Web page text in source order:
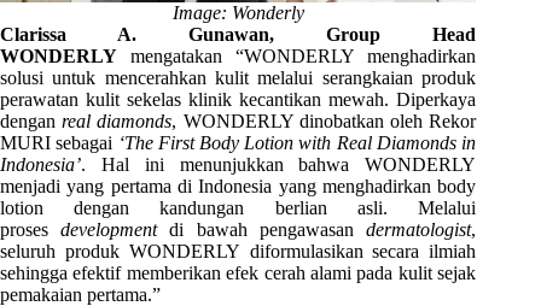
Image: Wonderly
Clarissa A. Gunawan, Group Head
WONDERLY mengatakan “WONDERLY menghadirkan
solusi untuk mencerahkan kulit melalui serangkaian produk
perawatan kulit sekelas klinik kecantikan mewah. Diperkaya
denganreal diamonds, WONDERLY dinobatkan oleh Rekor
MURI sebagai ‘The First Body Lotion with Real Diamonds in
Indonesia’. Hal ini menunjukkan bahwa WONDERLY
menjadi yang pertama di Indonesia yang menghadirkan body
lotion dengan kandungan berlian asli. Melalui
prosesdevelopmentdi bawah pengawasandermatologist,
seluruh produk WONDERLY diformulasikan secara ilmiah
sehingga efektif memberikan efek cerah alami pada kulit sejak
pemakaian pertama.”